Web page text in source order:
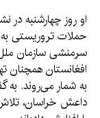
او روز چهارشنبه در
حملات تروریستی به
سرمنشی سازمان
افغانستان همچنان
به شمار می‌روند. به
داعش خراسان،